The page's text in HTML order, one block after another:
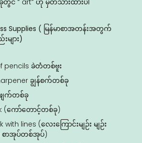
Supplies ( မြန်မာစာအတန်းအတွက်
ျား)
pencils ခဲတံတစ်ဗူး
ချွန်စက်တစ်ခု
ျက်တစ်ခု
(ကော်တောင့်တစ်ခု)
with lines (လေးကြောင်းမျဉ်း မျဉ်း
စာအုပ်တစ်အုပ်)